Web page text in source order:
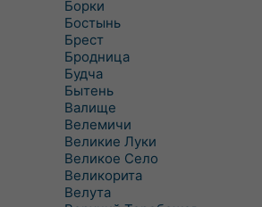
Борки
Бостынь
Брест
Бродница
Будча
Бытень
Валище
Велемичи
Великие Луки
Великое Село
Великорита
Велута